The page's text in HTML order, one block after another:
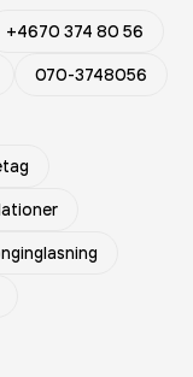
+4670 374 80 56
070-3748056